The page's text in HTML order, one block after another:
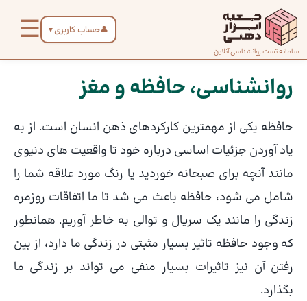
محتوا
سامانه تست روانشناسی آنلاین
👤حساب کاربری ▼
☰
صفحه
اصلی
ما
تماس
با ما
دسته‌بندی
تست‌ها
روانشناسی، حافظه و مغز
حافظه یکی از مهمترین کارکردهای ذهن انسان است. از به
یاد آوردن جزئیات اساسی درباره خود تا واقعیت های دنیوی
مانند آنچه برای صبحانه خوردید یا رنگ مورد علاقه شما را
شامل می شود، حافظه باعث می شد تا ما اتفاقات روزمره
زندگی را مانند یک سریال و توالی به خاطر آوریم. همانطور
که وجود حافظه تاثیر بسیار مثبتی در زندگی ما دارد، از بین
رفتن آن نیز تاثیرات بسیار منفی می تواند بر زندگی ما
بگذارد.
پیمایش